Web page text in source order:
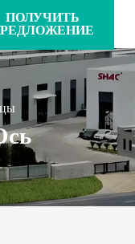
ПОЛУЧИТЬ